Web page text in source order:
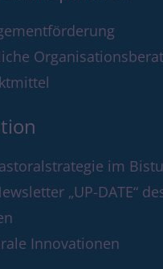
im
„UP-DATE“
Innovationen